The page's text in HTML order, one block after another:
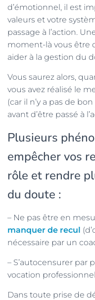
d’émotionnel, il est
valeurs et votre
passage à l’action.
moment-là vous être
aider à la gestion du
Vous saurez alors,
vous avez réalisé le
(car il n’y a pas de
avant d’être passé à
Plusieurs
empêcher vos
rôle et rendre
du doute :
– Ne pas être en
manquer de recul
nécessaire par un
– S’autocensurer par
vocation
Dans toute prise de